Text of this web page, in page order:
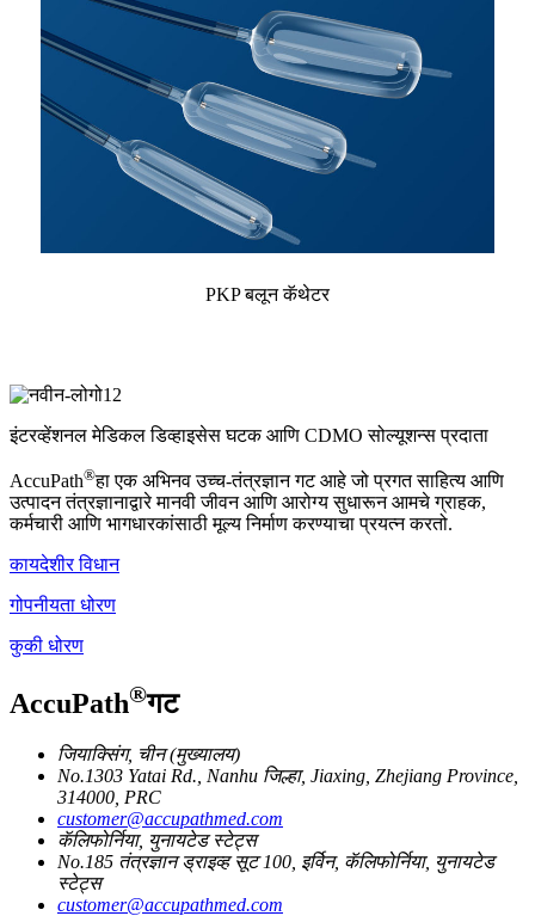
PKP बलून कॅथेटर
इंटरव्हेंशनल मेडिकल डिव्हाइसेस घटक आणि CDMO सोल्यूशन्स प्रदाता
AccuPath®हा एक अभिनव उच्च-तंत्रज्ञान गट आहे जो प्रगत साहित्य आणि
उत्पादन तंत्रज्ञानाद्वारे मानवी जीवन आणि आरोग्य सुधारून आमचे ग्राहक,
कर्मचारी आणि भागधारकांसाठी मूल्य निर्माण करण्याचा प्रयत्न करतो.
कायदेशीर विधान
गोपनीयता धोरण
कुकी धोरण
AccuPath®गट
जियाक्सिंग, चीन (मुख्यालय)
No.1303 Yatai Rd., Nanhu जिल्हा, Jiaxing, Zhejiang Province,
314000, PRC
customer@accupathmed.com
कॅलिफोर्निया, युनायटेड स्टेट्स
No.185 तंत्रज्ञान ड्राइव्ह सूट 100, इर्विन, कॅलिफोर्निया, युनायटेड
स्टेट्स
customer@accupathmed.com